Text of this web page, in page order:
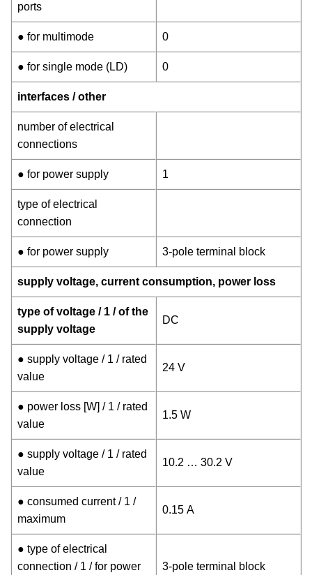
ports
● for multimode 0
● for single mode (LD) 0
interfaces / other
number of electrical
connections
● for power supply 1
type of electrical
connection
● for power supply 3-pole terminal block
supply voltage, current consumption, power loss
type of voltage / 1 / of the
supply voltage
DC
● supply voltage / 1 / rated
value
24 V
● power loss [W] / 1 / rated
value
1.5 W
● supply voltage / 1 / rated
value
10.2 … 30.2 V
● consumed current / 1 /
maximum
0.15 A
● type of electrical
connection / 1 / for power
3-pole terminal block